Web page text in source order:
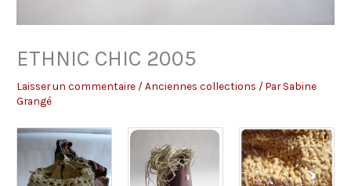
ETHNIC CHIC 2005
Laisser un commentaire /Anciennes collections / ParSabine
Grangé